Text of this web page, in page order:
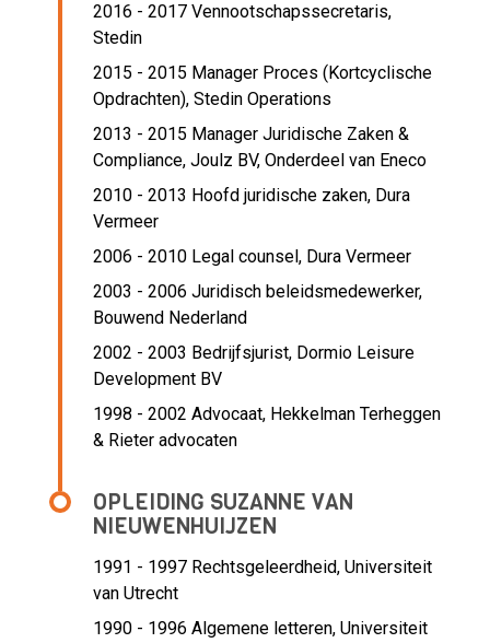
2016 - 2017 Vennootschapssecretaris,
Stedin
2015 - 2015 Manager Proces (Kortcyclische
Opdrachten), Stedin Operations
2013 - 2015 Manager Juridische Zaken &
Compliance, Joulz BV, Onderdeel van Eneco
2010 - 2013 Hoofd juridische zaken, Dura
Vermeer
2006 - 2010 Legal counsel, Dura Vermeer
2003 - 2006 Juridisch beleidsmedewerker,
Bouwend Nederland
2002 - 2003 Bedrijfsjurist, Dormio Leisure
Development BV
1998 - 2002 Advocaat, Hekkelman Terheggen
& Rieter advocaten
OPLEIDING SUZANNE VAN
NIEUWENHUIJZEN
1991 - 1997 Rechtsgeleerdheid, Universiteit
van Utrecht
1990 - 1996 Algemene letteren, Universiteit